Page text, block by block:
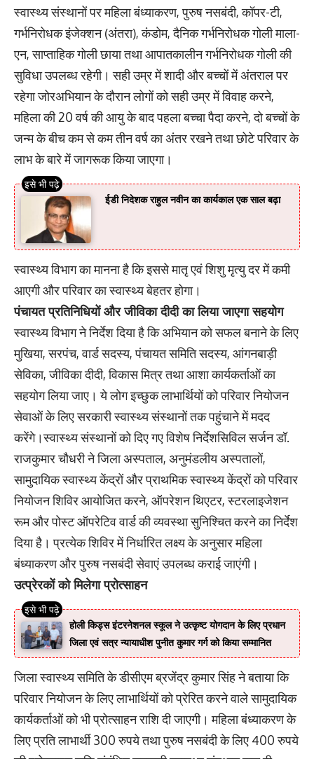
स्वास्थ्य संस्थानों पर महिला बंध्याकरण, पुरुष नसबंदी, कॉपर-टी,
गर्भनिरोधक इंजेक्शन (अंतरा), कंडोम, दैनिक गर्भनिरोधक गोली माला-
एन, साप्ताहिक गोली छाया तथा आपातकालीन गर्भनिरोधक गोली की
सुविधा उपलब्ध रहेगी। सही उम्र में शादी और बच्चों में अंतराल पर
रहेगा जोरअभियान के दौरान लोगों को सही उम्र में विवाह करने,
महिला की 20 वर्ष की आयु के बाद पहला बच्चा पैदा करने, दो बच्चों के
जन्म के बीच कम से कम तीन वर्ष का अंतर रखने तथा छोटे परिवार के
लाभ के बारे में जागरूक किया जाएगा।
ईडी निदेशक राहुल नवीन का कार्यकाल एक साल बढ़ा
स्वास्थ्य विभाग का मानना है कि इससे मातृ एवं शिशु मृत्यु दर में कमी
आएगी और परिवार का स्वास्थ्य बेहतर होगा।
पंचायत प्रतिनिधियों और जीविका दीदी का लिया जाएगा सहयोग
स्वास्थ्य विभाग ने निर्देश दिया है कि अभियान को सफल बनाने के लिए
मुखिया, सरपंच, वार्ड सदस्य, पंचायत समिति सदस्य, आंगनबाड़ी
सेविका, जीविका दीदी, विकास मित्र तथा आशा कार्यकर्ताओं का
सहयोग लिया जाए। ये लोग इच्छुक लाभार्थियों को परिवार नियोजन
सेवाओं के लिए सरकारी स्वास्थ्य संस्थानों तक पहुंचाने में मदद
करेंगे।स्वास्थ्य संस्थानों को दिए गए विशेष निर्देशसिविल सर्जन डॉ.
राजकुमार चौधरी ने जिला अस्पताल, अनुमंडलीय अस्पतालों,
सामुदायिक स्वास्थ्य केंद्रों और प्राथमिक स्वास्थ्य केंद्रों को परिवार
नियोजन शिविर आयोजित करने, ऑपरेशन थिएटर, स्टरलाइजेशन
रूम और पोस्ट ऑपरेटिव वार्ड की व्यवस्था सुनिश्चित करने का निर्देश
दिया है। प्रत्येक शिविर में निर्धारित लक्ष्य के अनुसार महिला
बंध्याकरण और पुरुष नसबंदी सेवाएं उपलब्ध कराई जाएंगी।
उत्प्रेरकों को मिलेगा प्रोत्साहन
होली किड्स इंटरनेशनल स्कूल ने उत्कृष्ट योगदान के लिए प्रधान
जिला एवं सत्र न्यायाधीश पुनीत कुमार गर्ग को किया सम्मानित
जिला स्वास्थ्य समिति के डीसीएम ब्रजेंद्र कुमार सिंह ने बताया कि
परिवार नियोजन के लिए लाभार्थियों को प्रेरित करने वाले सामुदायिक
कार्यकर्ताओं को भी प्रोत्साहन राशि दी जाएगी। महिला बंध्याकरण के
लिए प्रति लाभार्थी 300 रुपये तथा पुरुष नसबंदी के लिए 400 रुपये